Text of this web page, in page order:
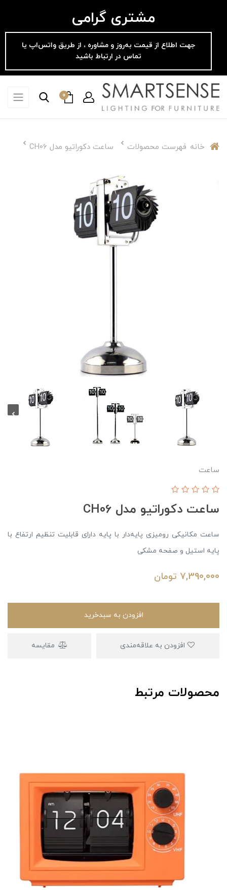
مشتری گرامی
جهت اطلاع از قیمت به‌روز و مشاوره ، از طریق واتس‌اپ یا
تماس در ارتباط باشید
0
خانه فهرست محصولات ساعت دکوراتیو مدل CH06
ساعت
ساعت دکوراتیو مدل CH06
ساعت مکانیکی رومیزی پایه‌دار با پایه دارای قابلیت تنظیم ارتفاع با
پایه استیل و صفحه مشکی
7,390,000 تومان
افزودن به سبدخرید
مقایسه
محصولات مرتبط